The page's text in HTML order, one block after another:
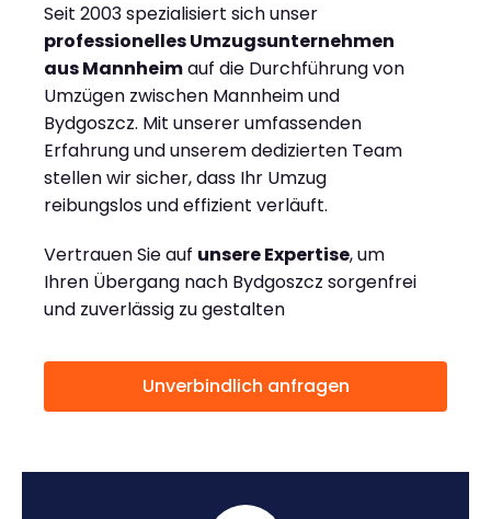
Seit 2003 spezialisiert sich unser
professionelles Umzugsunternehmen
aus Mannheimauf die Durchführung von
Umzügen zwischen Mannheim und
Bydgoszcz. Mit unserer umfassenden
Erfahrung und unserem dedizierten Team
stellen wir sicher, dass Ihr Umzug
reibungslos und effizient verläuft.
Vertrauen Sie auf unsere Expertise, um
Ihren Übergang nach Bydgoszcz sorgenfrei
und zuverlässig zu gestalten
Unverbindlich anfragen